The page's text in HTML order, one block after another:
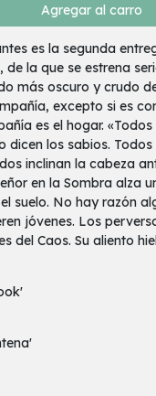
Agregar al carro
es la segunda
la que se estrena
más oscuro y crudo
excepto si es
es el hogar.
dicen los sabios.
inclinan la cabeza
en la Sombra alza
suelo. No hay razón
jóvenes. Los
del Caos. Su aliento